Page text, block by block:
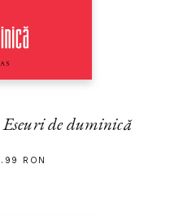
Eseuri de duminică
RON